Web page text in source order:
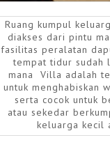
Ruang kumpul
diakses dari pintu
fasilitas peralatan
tempat tidur sudah
mana Villa adalah
untuk menghabiskan
serta cocok untuk
atau sekedar
keluarga kecil